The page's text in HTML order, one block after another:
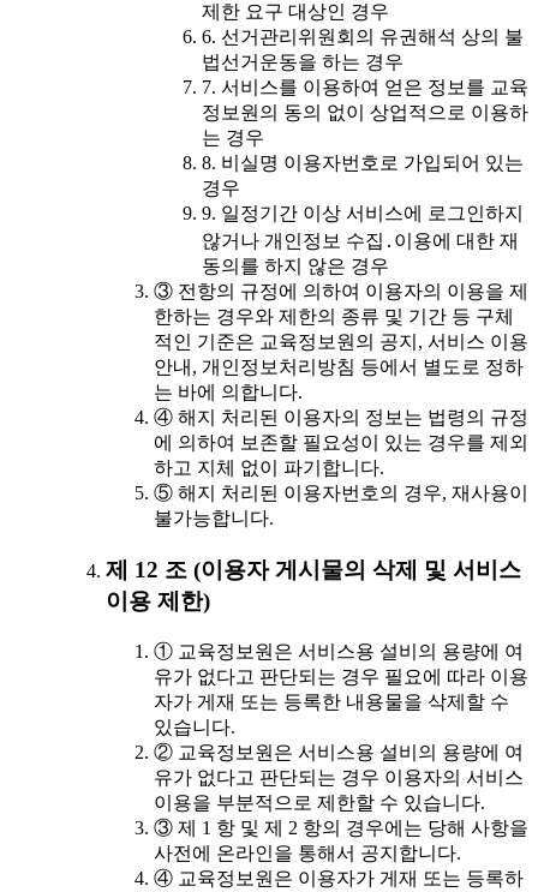
제한 요구 대상인 경우
6. 선거관리위원회의 유권해석 상의 불
법선거운동을 하는 경우
7. 서비스를 이용하여 얻은 정보를 교육
정보원의 동의 없이 상업적으로 이용하
는 경우
8. 비실명 이용자번호로 가입되어 있는
경우
9. 일정기간 이상 서비스에 로그인하지
않거나 개인정보 수집․이용에 대한 재
동의를 하지 않은 경우
③ 전항의 규정에 의하여 이용자의 이용을 제
한하는 경우와 제한의 종류 및 기간 등 구체
적인 기준은 교육정보원의 공지, 서비스 이용
안내, 개인정보처리방침 등에서 별도로 정하
는 바에 의합니다.
④ 해지 처리된 이용자의 정보는 법령의 규정
에 의하여 보존할 필요성이 있는 경우를 제외
하고 지체 없이 파기합니다.
⑤ 해지 처리된 이용자번호의 경우, 재사용이
불가능합니다.
제 12 조 (이용자 게시물의 삭제 및 서비스
이용 제한)
① 교육정보원은 서비스용 설비의 용량에 여
유가 없다고 판단되는 경우 필요에 따라 이용
자가 게재 또는 등록한 내용물을 삭제할 수
있습니다.
② 교육정보원은 서비스용 설비의 용량에 여
유가 없다고 판단되는 경우 이용자의 서비스
이용을 부분적으로 제한할 수 있습니다.
③ 제 1 항 및 제 2 항의 경우에는 당해 사항을
사전에 온라인을 통해서 공지합니다.
④ 교육정보원은 이용자가 게재 또는 등록하